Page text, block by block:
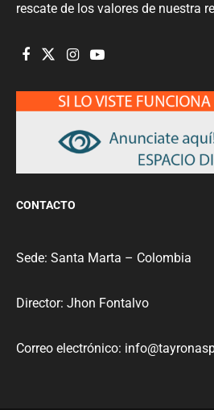
rescate de los valores de nuestra
CONTACTO
Sede: Santa Marta – Colombia
Director: Jhon Fontalvo
Correo electrónico: